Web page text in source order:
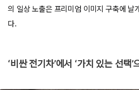
의 일상 노출은 프리미엄 이미지 구축에 날
다.
‘비싼 전기차’에서 ‘가치 있는 선택’